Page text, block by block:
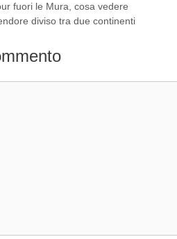
fuori le Mura, cosa vedere
diviso tra due continenti